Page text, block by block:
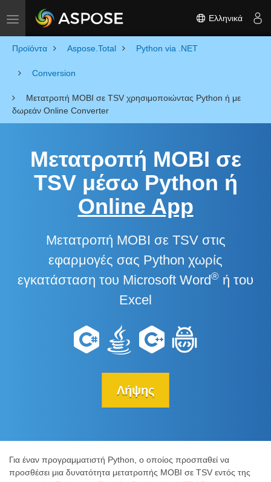
Toggle navigation Ελληνικά
Προϊόντα Aspose.Total Python via .NET
Conversion
Μετατροπή MOBI σε TSV χρησιμοποιώντας Python ή με
δωρεάν Online Converter
Μετατροπή MOBI σε
TSV μέσω Python ή
Online App
Μετατροπή MOBI σε TSV στις
εφαρμογές σας Python χωρίς
εγκατάσταση του Microsoft Word® ή του
Excel
Λήψης
Για έναν προγραμματιστή Python, ο οποίος προσπαθεί να
προσθέσει μια δυνατότητα μετατροπής MOBI σε TSV εντός της